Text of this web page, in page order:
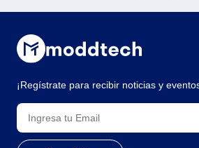
¡Regístrate para recibir noticias y